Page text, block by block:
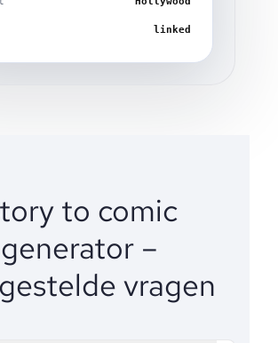
linked
to comic
generator –
vragen